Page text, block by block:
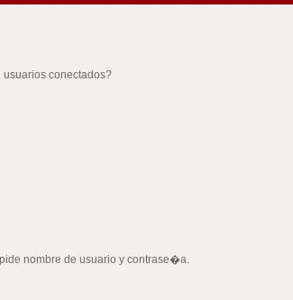
conectados?
nombre de usuario y contrase�a.